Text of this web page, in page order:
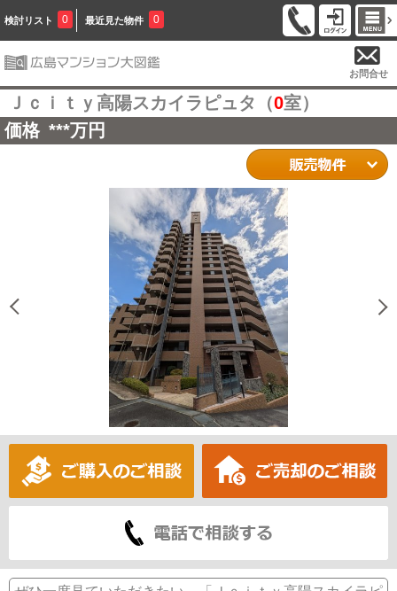
検討リスト 0 最近見た物件 0
お問合せ
Ｊｃｉｔｙ高陽スカイラピュタ（0室）
価格 ***万円